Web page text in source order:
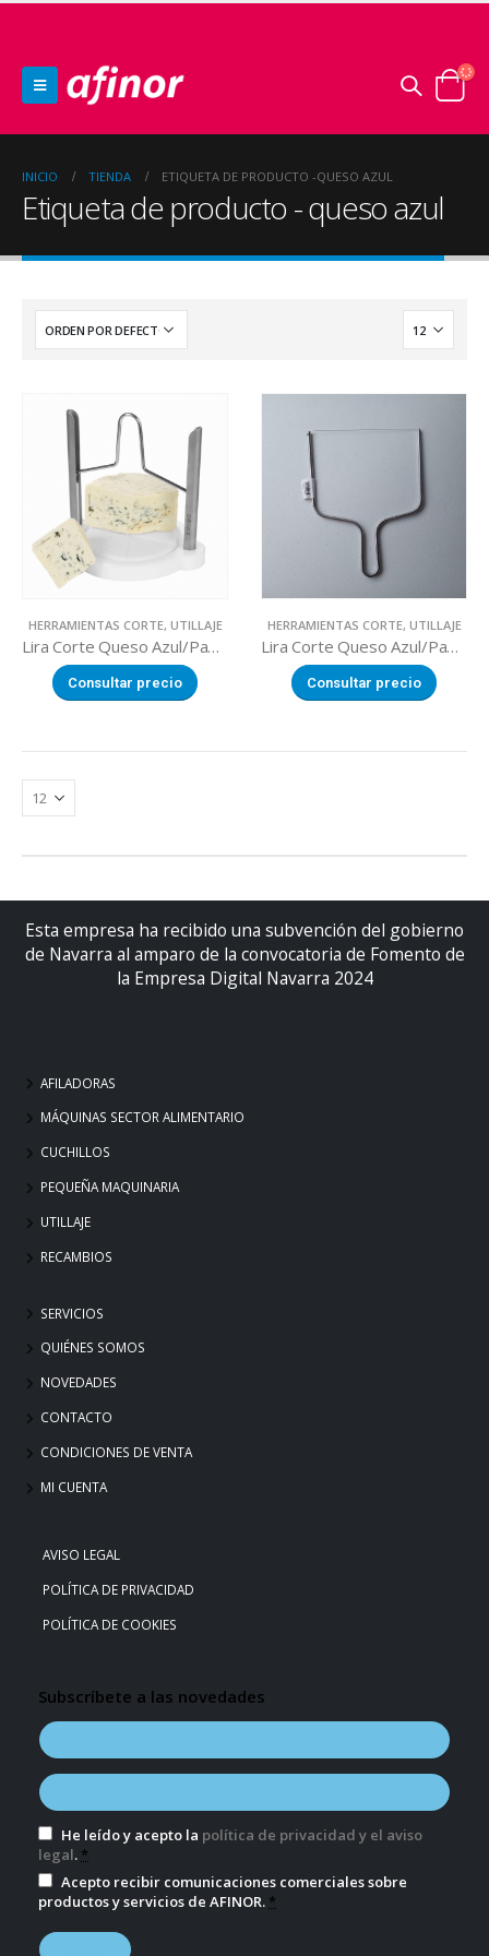
INICIO TIENDA ETIQUETA DE PRODUCTO -QUESO AZUL
Etiqueta de producto - queso azul
HERRAMIENTAS CORTE, UTILLAJE
Lira Corte Queso Azul/Pasta blanda con base
Consultar precio
HERRAMIENTAS CORTE, UTILLAJE
Lira Corte Queso Azul/Pasta blanda sin base
Consultar precio
Esta empresa ha recibido una subvención del gobierno
de Navarra al amparo de la convocatoria de Fomento de
la Empresa Digital Navarra 2024
AFILADORAS
MÁQUINAS SECTOR ALIMENTARIO
CUCHILLOS
PEQUEÑA MAQUINARIA
UTILLAJE
RECAMBIOS
SERVICIOS
QUIÉNES SOMOS
NOVEDADES
CONTACTO
CONDICIONES DE VENTA
MI CUENTA
AVISO LEGAL
POLÍTICA DE PRIVACIDAD
POLÍTICA DE COOKIES
Subscríbete a las novedades
He leído y acepto la política de privacidad y el aviso
legal. *
Acepto recibir comunicaciones comerciales sobre
productos y servicios de AFINOR. *